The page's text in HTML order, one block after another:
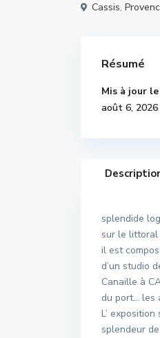
Cassis,
Résumé
Mis à jour le
août 6, 2026
splendide
sur le littoral
il est
d’un studio
Canaille à
du port… les
L’
splendeur